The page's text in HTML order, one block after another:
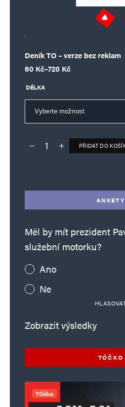
Deník TO – verze bez reklam
60 Kč–720 Kč
Rozpětí cen: 60 Kč až 720 Kč
DÉLKA
Deník TO – verze bez reklam
PŘIDAT DO
ANKETY
Měl by mít prezident
služební motorku?
Ano
Ne
Zobrazit výsledky
TÓČKO
TÓčko